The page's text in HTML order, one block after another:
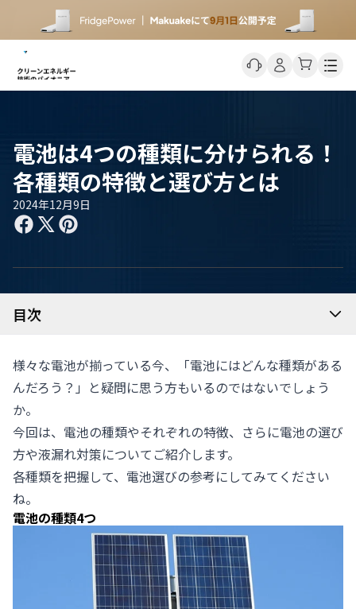
電池は4つの種類に分けられる！
各種類の特徴と選び方とは
2024年12月9日
目次
様々な電池が揃っている今、「電池にはどんな種類がある
んだろう？」と疑問に思う方もいるのではないでしょう
か。
今回は、電池の種類やそれぞれの特徴、さらに電池の選び
方や液漏れ対策についてご紹介します。
各種類を把握して、電池選びの参考にしてみてください
ね。
電池の種類4つ